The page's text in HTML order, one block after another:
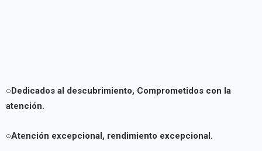
Normas de seguridad
Contáctanos
○Dedicados al descubrimiento, Comprometidos con la
atención.
○Atención excepcional, rendimiento excepcional.